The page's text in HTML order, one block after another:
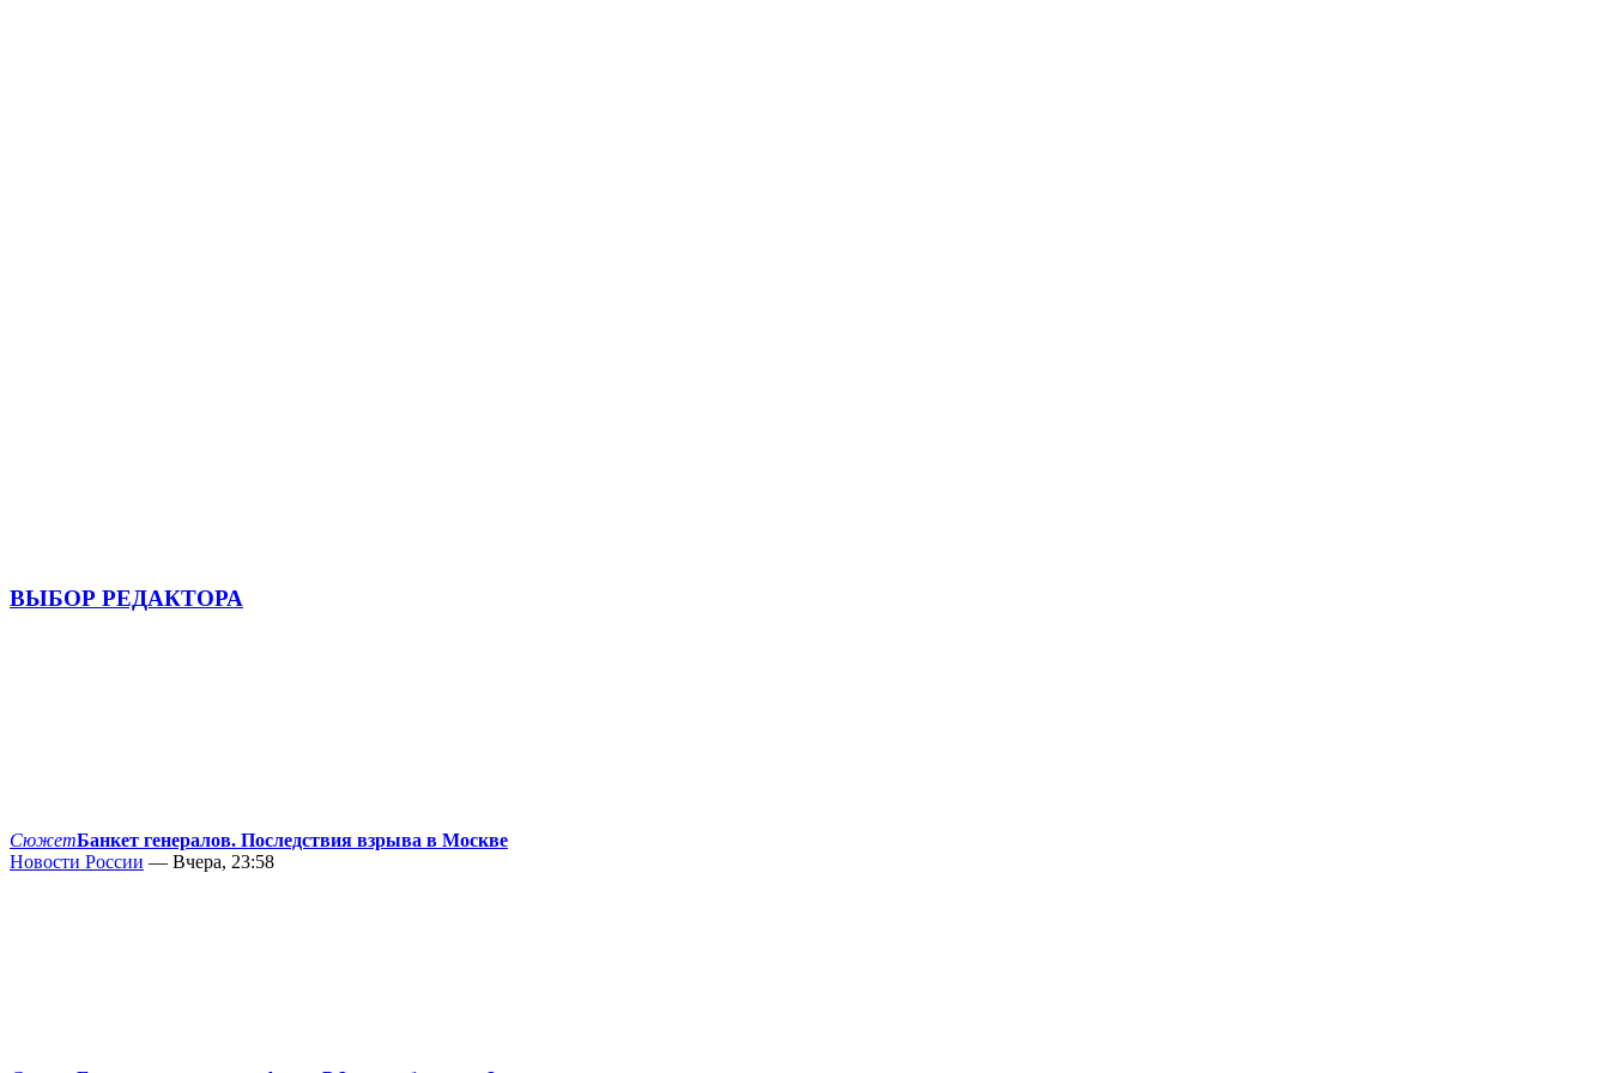
ВЫБОР РЕДАКТОРА
СюжетБанкет генералов. Последствия взрыва в Москве
Новости России — Вчера, 23:58